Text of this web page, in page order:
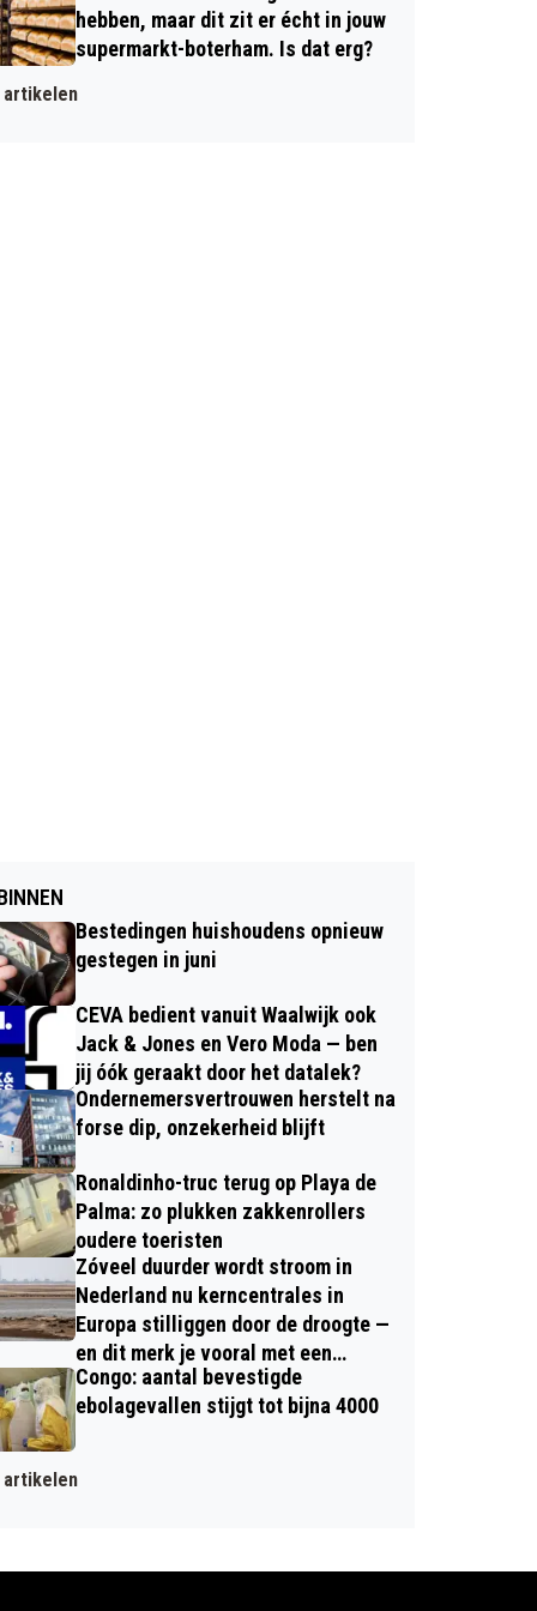
hebben, maar dit zit er écht in jouw
supermarkt-boterham. Is dat erg?
artikelen
Bestedingen huishoudens opnieuw
gestegen in juni
CEVA bedient vanuit Waalwijk ook
Jack & Jones en Vero Moda — ben
jij óók geraakt door het datalek?
Ondernemersvertrouwen herstelt na
forse dip, onzekerheid blijft
Ronaldinho-truc terug op Playa de
Palma: zo plukken zakkenrollers
oudere toeristen
Zóveel duurder wordt stroom in
Nederland nu kerncentrales in
Europa stilliggen door de droogte —
en dit merk je vooral met een
dynamisch contract
Congo: aantal bevestigde
ebolagevallen stijgt tot bijna 4000
artikelen